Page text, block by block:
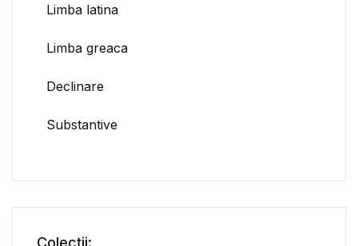
Limba latina
Limba greaca
Declinare
Substantive
Colecții: